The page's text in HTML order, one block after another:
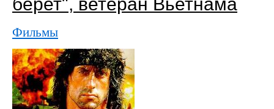
Фильмы